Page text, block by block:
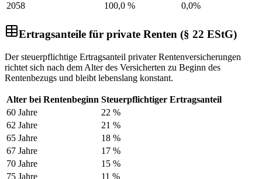
2058
100,0 % 0,0%
Ertragsanteile für private Renten (§ 22 EStG)
Der steuerpflichtige Ertragsanteil privater Rentenversicherungen
richtet sich nach dem Alter des Versicherten zu Beginn des
Rentenbezugs und bleibt lebenslang konstant.
Alter bei Rentenbeginn Steuerpflichtiger Ertragsanteil
60 Jahre
22 %
62 Jahre
21 %
65 Jahre
18 %
67 Jahre
17 %
70 Jahre
15 %
75 Jahre
11 %